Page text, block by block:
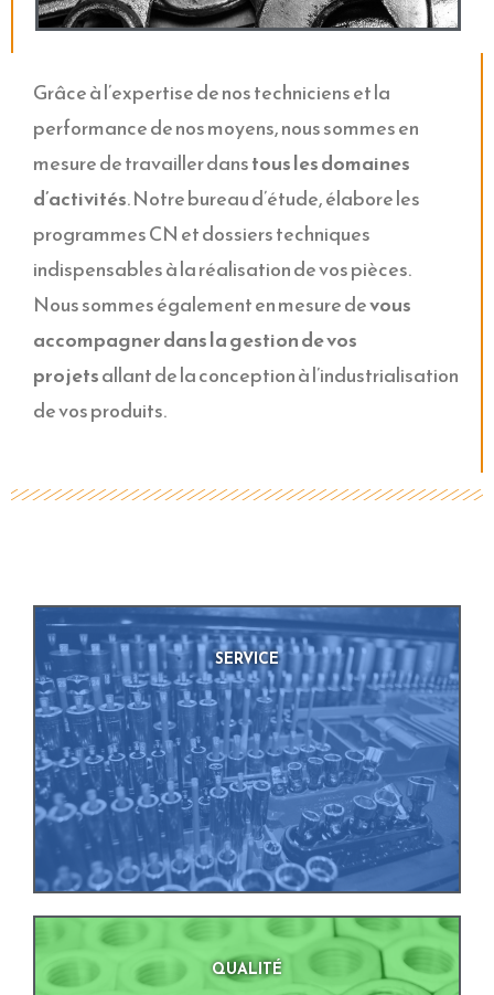
Grâce à l’expertise de nos techniciens et la
performance de nos moyens, nous sommes en
mesure de travailler danstous les domaines
d’activités. Notre bureau d’étude, élabore les
programmes CN et dossiers techniques
indispensables à la réalisation de vos pièces.
Nous sommes également en mesure devous
accompagner dans la gestion de vos
projetsallant de la conception à l’industrialisation
de vos produits.
SERVICE
QUALITÉ